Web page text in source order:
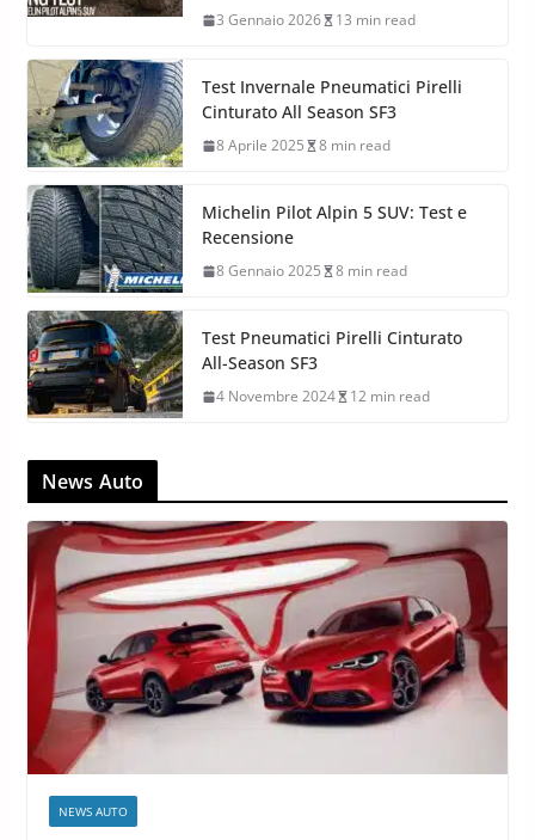
3 Gennaio 2026 13 min read
Test Invernale Pneumatici Pirelli
Cinturato All Season SF3
8 Aprile 2025 8 min read
Michelin Pilot Alpin 5 SUV: Test e
Recensione
8 Gennaio 2025 8 min read
Test Pneumatici Pirelli Cinturato
All-Season SF3
4 Novembre 2024 12 min read
News Auto
NEWS AUTO